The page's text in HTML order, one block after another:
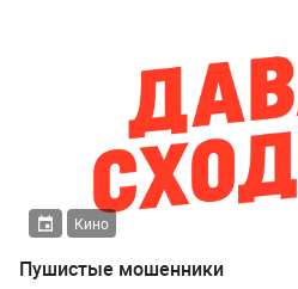
Кино
Пушистые мошенники